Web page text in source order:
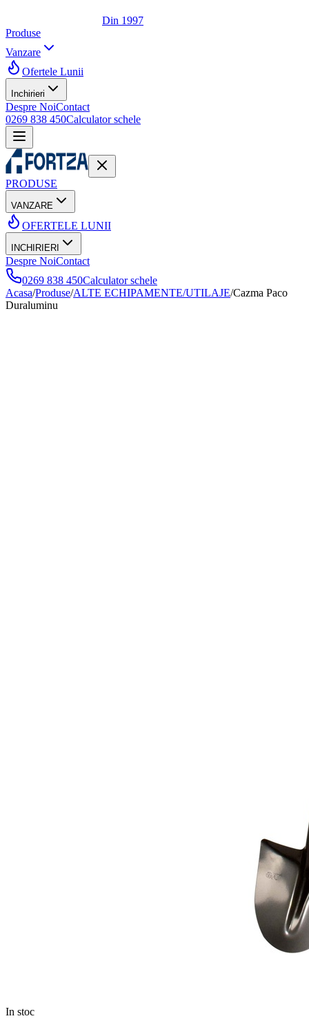
Din 1997
Produse
Vanzare
Ofertele Lunii
Inchirieri
Despre NoiContact
0269 838 450Calculator schele
PRODUSE
VANZARE
OFERTELE LUNII
INCHIRIERI
Despre NoiContact
0269 838 450Calculator schele
Acasa/Produse/ALTE ECHIPAMENTE/UTILAJE/Cazma Paco
Duraluminu
In stoc